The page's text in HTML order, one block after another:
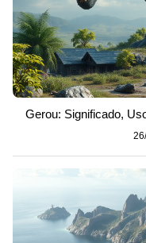
Gerou: Significado,